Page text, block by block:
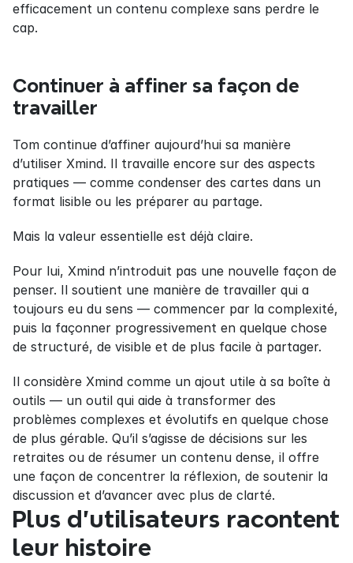
efficacement un contenu complexe sans perdre le
cap.
Continuer à affiner sa façon de
travailler
Tom continue d’affiner aujourd’hui sa manière
d’utiliser Xmind. Il travaille encore sur des aspects
pratiques — comme condenser des cartes dans un
format lisible ou les préparer au partage.
Mais la valeur essentielle est déjà claire.
Pour lui, Xmind n’introduit pas une nouvelle façon de
penser. Il soutient une manière de travailler qui a
toujours eu du sens — commencer par la complexité,
puis la façonner progressivement en quelque chose
de structuré, de visible et de plus facile à partager.
Il considère Xmind comme un ajout utile à sa boîte à
outils — un outil qui aide à transformer des
problèmes complexes et évolutifs en quelque chose
de plus gérable. Qu’il s’agisse de décisions sur les
retraites ou de résumer un contenu dense, il offre
une façon de concentrer la réflexion, de soutenir la
discussion et d’avancer avec plus de clarté.
Plus d'utilisateurs racontent
leur histoire